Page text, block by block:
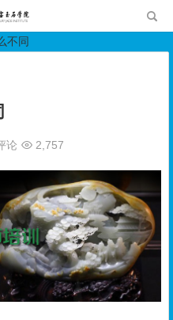
不同
论 2,757